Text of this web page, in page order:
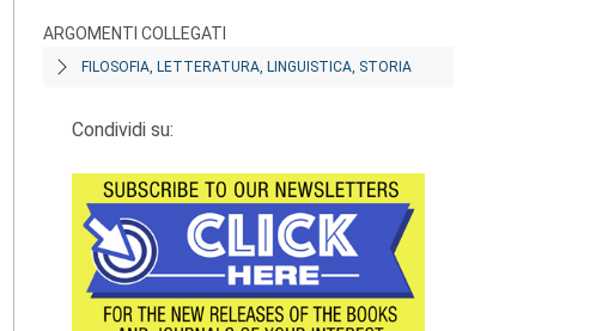
ARGOMENTI COLLEGATI
FILOSOFIA, LETTERATURA, LINGUISTICA, STORIA
Condividi su: